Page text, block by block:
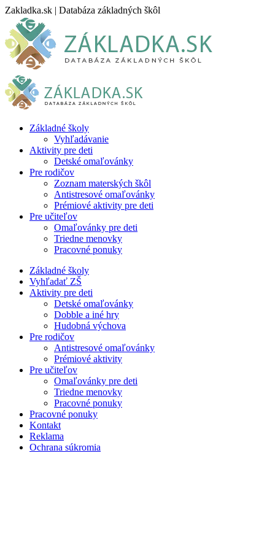
Skip
content
Zakladka.sk | Databáza základných škôl
Základné školy
Vyhľadávanie
Aktivity pre deti
Detské omaľovánky
Pre rodičov
Zoznam materských škôl
Antistresové omaľovánky
Prémiové aktivity pre deti
Pre učiteľov
Omaľovánky pre deti
Triedne menovky
Pracovné ponuky
Základné školy
Vyhľadať ZŠ
Aktivity pre deti
Detské omaľovánky
Dobble a iné hry
Hudobná výchova
Pre rodičov
Antistresové omaľovánky
Prémiové aktivity
Pre učiteľov
Omaľovánky pre deti
Triedne menovky
Pracovné ponuky
Pracovné ponuky
Kontakt
Reklama
Ochrana súkromia